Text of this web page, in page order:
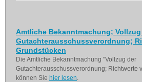
Amtliche Bekanntmachung;
Gutachterausschussverordnung;
Grundstücken
Die Amtliche Bekanntmachung "Vollzug der
Gutachterausschussverordnung; Richtwerte
können Sie hier lesen.